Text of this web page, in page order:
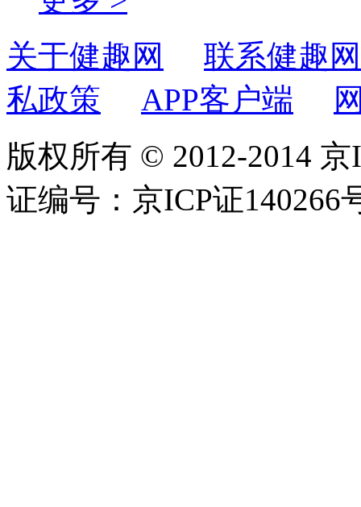
关于健趣网
联系健趣网
私政策
APP客户端
版权所有 © 2012-2014
证编号：京ICP证140266